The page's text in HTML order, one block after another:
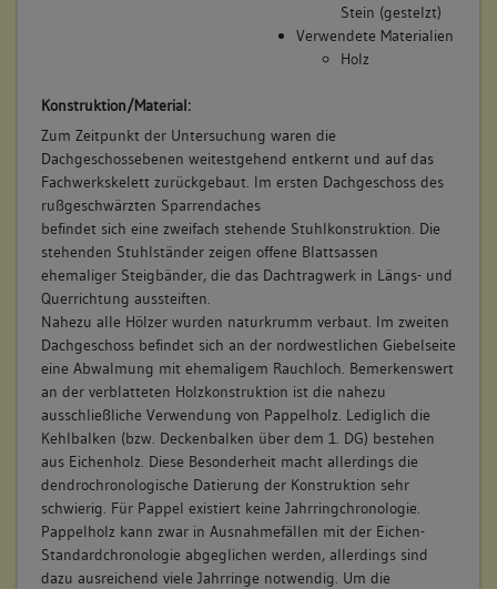
10. Besitzer:in:
(1755 - 1756)
Vöttiner, Andreas
Bemerkung Familie:
Bemerkung Besitz:
kauft von Saussele
Beschreibung:
Beruf / Amt / Titel:
Küfer
Betroffene Gebäudeteile:
Erdgeschoss
Obergeschoss(e)
Dachgeschoss(e)
Untergeschoss(e)
Stein (gestelzt)
Verwendete Materialien
Holz
Konstruktion/Material:
Zum Zeitpunkt der Untersuchung waren die
Dachgeschossebenen weitestgehend entkernt und auf das
Fachwerkskelett zurückgebaut. Im ersten Dachgeschoss des
rußgeschwärzten Sparrendaches
befindet sich eine zweifach stehende Stuhlkonstruktion. Die
stehenden Stuhlständer zeigen offene Blattsassen
ehemaliger Steigbänder, die das Dachtragwerk in Längs- und
Querrichtung aussteiften.
Nahezu alle Hölzer wurden naturkrumm verbaut. Im zweiten
Dachgeschoss befindet sich an der nordwestlichen Giebelseite
eine Abwalmung mit ehemaligem Rauchloch. Bemerkenswert
an der verblatteten Holzkonstruktion ist die nahezu
ausschließliche Verwendung von Pappelholz. Lediglich die
Kehlbalken (bzw. Deckenbalken über dem 1. DG) bestehen
aus Eichenholz. Diese Besonderheit macht allerdings die
dendrochronologische Datierung der Konstruktion sehr
schwierig. Für Pappel existiert keine Jahrringchronologie.
Pappelholz kann zwar in Ausnahmefällen mit der Eichen-
Standardchronologie abgeglichen werden, allerdings sind
dazu ausreichend viele Jahrringe notwendig. Um die